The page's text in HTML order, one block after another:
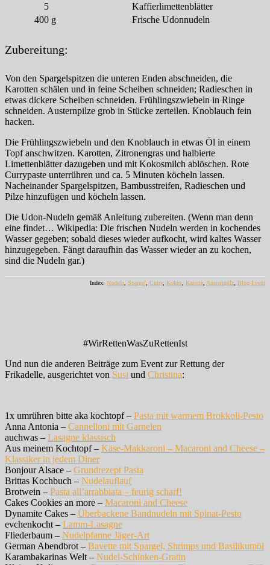
5
Kaffierlimettenblätter
400 g Frische Udonnudeln
Zubereitung:
Von den Spargelspitzen die unteren Enden abschneiden, die
Karotten schälen und in feine Scheiben schneiden; Radieschen in
etwas dickere Scheiben schneiden. Frühlingszwiebeln in Ringe
schneiden. Austernpilze grob in Stücke zerteilen. Knoblauch fein
hacken.
Die Frühlingszwiebeln und den Knoblauch in etwas Öl in einem
Topf anschwitzen. Karotten, Zitronengras und halbierte
Limettenblätter dazugeben und mit Kokosmilch ablöschen. Rote
Currypaste unterrühren und ca. 5 Minuten köcheln lassen.
Nacheinander Spargelspitzen, Bambusstreifen, Radieschen und
Pilze hinzufügen und köcheln lassen.
Die Udon-Nudeln gemäß Anleitung zubereiten. (Wenn man denn
eine findet… Wikipedia: Die frischen Nudeln werden in kochendes
Wasser gegeben; sobald dieses wieder aufkocht, wird kaltes Wasser
hinzugegeben. Fängt daraufhin das Wasser wieder an zu kochen,
sind die Nudeln gar.)
Index: Nudeln Spargel Curry, Kokos Karotte Austernpilz Blog-Event
#WirRettenWasZuRettenIst
Und nun die anderen Beiträge zum Event zur Rettung der
Frikadelle, ausgerichtet von Susi und Christina:
1x umrühren bitte aka kochtopf – Pasta mit warmem Brokkoli-Pesto
Anna Antonia – Cannelloni mit Garnelen
auchwas – Lasagne klassisch
Aus meinem Kochtopf – Käse-Makkaroni – Macaroni and Cheese –
Klassiker in jedem Diner
Bonjour Alsace – Grundrezept Pasta
Brittas Kochbuch – Nudelauflauf
Brotwein – Pasta all’arrabbiata – feurig scharf!
Cakes Cookies an more – Macaroni and Cheese
Dynamite Cakes – Überbackene Bandnudeln mit Spinat-Pesto
evchenkocht – Lamm-Lasagne
Fliederbaum – Nudelpfanne Jäger-Art
German Abendbrot – Bavette mit Spargel, Shrimps und Basilikumöl
Karambakarinas Welt – Nudel-Schinken-Gratin